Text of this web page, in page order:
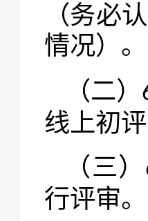
（务必
情况）
（二）
线上初
（三）
行评审。